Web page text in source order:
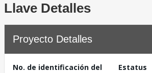
Llave Detalles
Proyecto Detalles
No. de identificación del
Estatus